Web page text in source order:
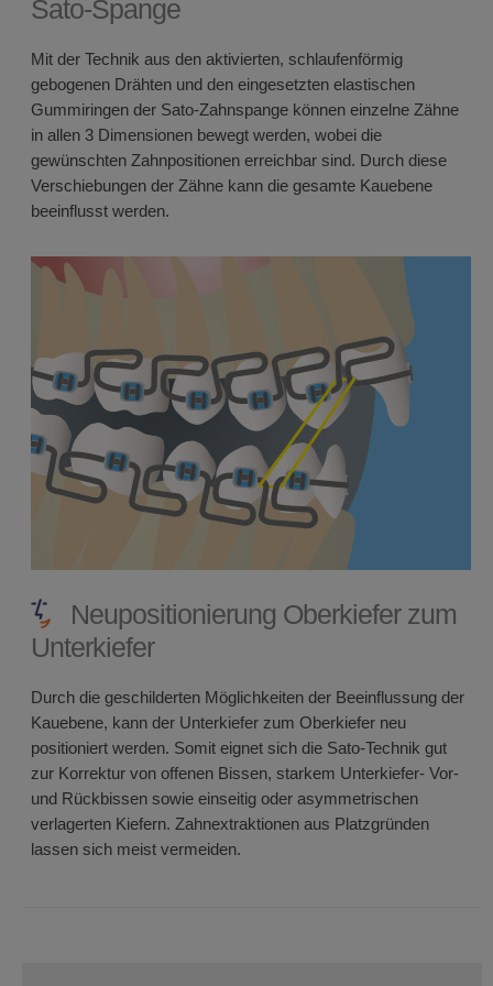
Sato-Spange
Mit der Technik aus den aktivierten, schlaufenförmig
gebogenen Drähten und den eingesetzten elastischen
Gummiringen der Sato-Zahnspange können einzelne Zähne
in allen 3 Dimensionen bewegt werden, wobei die
gewünschten Zahnpositionen erreichbar sind. Durch diese
Verschiebungen der Zähne kann die gesamte Kauebene
beeinflusst werden.
Neupositionierung Oberkiefer zum
Unterkiefer
Durch die geschilderten Möglichkeiten der Beeinflussung der
Kauebene, kann der Unterkiefer zum Oberkiefer neu
positioniert werden. Somit eignet sich die Sato-Technik gut
zur Korrektur von offenen Bissen, starkem Unterkiefer- Vor-
und Rückbissen sowie einseitig oder asymmetrischen
verlagerten Kiefern. Zahnextraktionen aus Platzgründen
lassen sich meist vermeiden.